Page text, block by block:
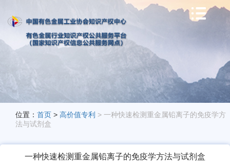

位置： 首页 > 高价值专利 > 一种快速检测重金属铅离子的免疫学方
法与试剂盒
一种快速检测重金属铅离子的免疫学方法与试剂盒